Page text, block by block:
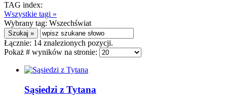
TAG index:
Wszystkie tagi »
Wybrany tag: Wszechświat
Łącznie: 14 znalezionych pozycji.
Pokaż # wyników na stronie:
Sąsiedzi z Tytana